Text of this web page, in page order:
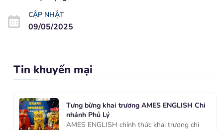
CẬP NHẬT
09/05/2025
Tin khuyến mại
Tưng bừng khai trương AMES ENGLISH Chi
nhánh Phủ Lý
AMES ENGLISH chính thức khai trương chi